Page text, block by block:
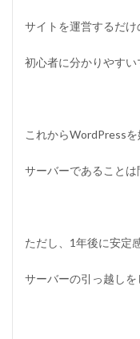
サイトを運営するだ
初心者に分かりやす
これからWordPress
サーバーであることは
ただし、1年後に安定
サーバーの引っ越し